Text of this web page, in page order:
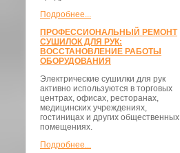
Подробнее...
ПРОФЕССИОНАЛЬНЫЙ РЕМОНТ
СУШИЛОК ДЛЯ РУК:
ВОССТАНОВЛЕНИЕ РАБОТЫ
ОБОРУДОВАНИЯ
Электрические сушилки для рук
активно используются в торговых
центрах, офисах, ресторанах,
медицинских учреждениях,
гостиницах и других общественных
помещениях.
Подробнее...